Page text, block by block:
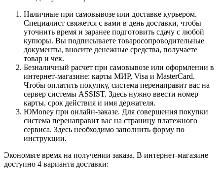
Наличные при самовывозе или доставке курьером.
Специалист свяжется с вами в день доставки, чтобы
уточнить время и заранее подготовить сдачу с любой
купюры. Вы подписываете товаросопроводительные
документы, вносите денежные средства, получаете
товар и чек.
Безналичный расчет при самовывозе или оформлении в
интернет-магазине: карты МИР, Visa и MasterCard.
Чтобы оплатить покупку, система перенаправит вас на
сервер системы ASSIST. Здесь нужно ввести номер
карты, срок действия и имя держателя.
ЮMoney при онлайн-заказе. Для совершения покупки
система перенаправит вас на страницу платежного
сервиса. Здесь необходимо заполнить форму по
инструкции.
Экономьте время на получении заказа. В интернет-магазине
доступно 4 варианта доставки: